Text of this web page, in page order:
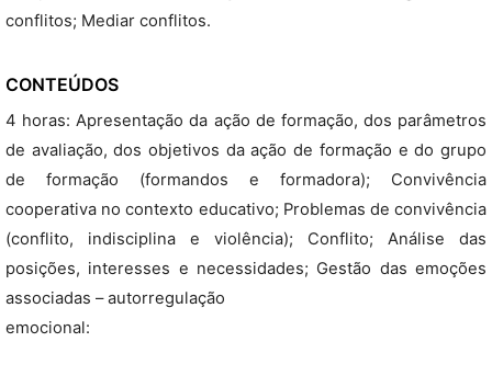
conflitos; Mediar conflitos.
CONTEÚDOS
4 horas: Apresentação da ação de formação, dos parâmetros
de avaliação, dos objetivos da ação de formação e do grupo
de formação (formandos e formadora); Convivência
cooperativa no contexto educativo; Problemas de convivência
(conflito, indisciplina e violência); Conflito; Análise das
posições, interesses e necessidades; Gestão das emoções
associadas – autorregulação
emocional: